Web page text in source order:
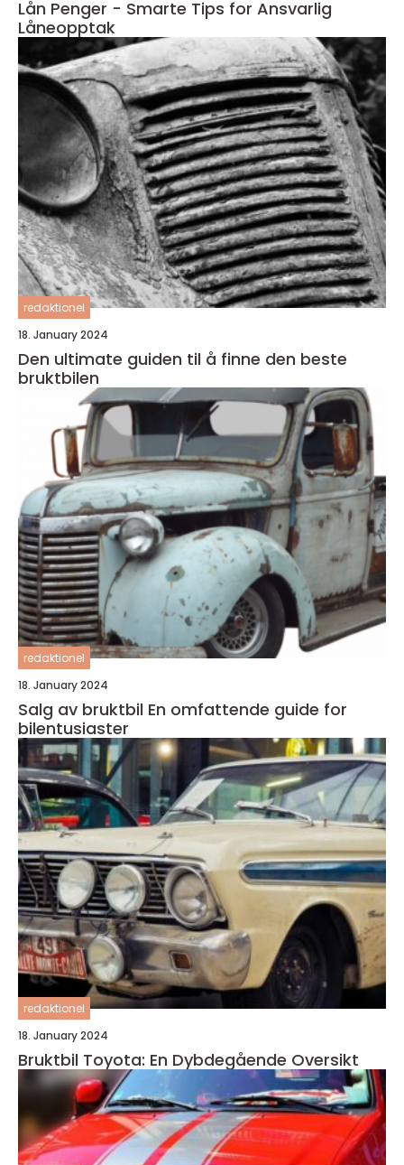
Lån Penger - Smarte Tips for Ansvarlig
Låneopptak
redaktionel
18. January 2024
Den ultimate guiden til å finne den beste
bruktbilen
redaktionel
18. January 2024
Salg av bruktbil En omfattende guide for
bilentusiaster
redaktionel
18. January 2024
Bruktbil Toyota: En Dybdegående Oversikt